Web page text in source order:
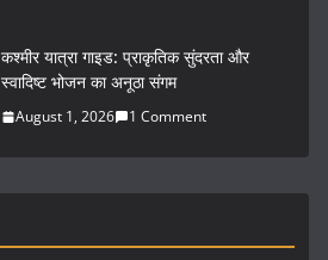
कश्मीर यात्रा गाइड: प्राकृतिक सुंदरता और
स्वादिष्ट भोजन का अनूठा संगम
August 1, 2026 1 Comment